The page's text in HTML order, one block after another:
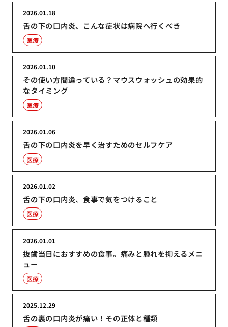
舌の下の口内炎、こんな症状は病院へ行くべき
2026.01.18
医療
その使い方間違っている？マウスウォッシュの効果的
なタイミング
2026.01.10
医療
舌の下の口内炎を早く治すためのセルフケア
2026.01.06
医療
舌の下の口内炎、食事で気をつけること
2026.01.02
医療
抜歯当日におすすめの食事。痛みと腫れを抑えるメニ
ュー
2026.01.01
医療
舌の裏の口内炎が痛い！その正体と種類
2025.12.29